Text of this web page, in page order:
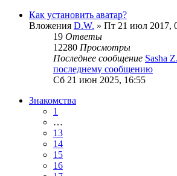
Как установить аватар?
Вложения D.W. » Пт 21 июл 2017,
19 Ответы
12280 Просмотры
Последнее сообщение Sasha Z.
последнему сообщению
Сб 21 июн 2025, 16:55
Знакомства
1
…
13
14
15
16